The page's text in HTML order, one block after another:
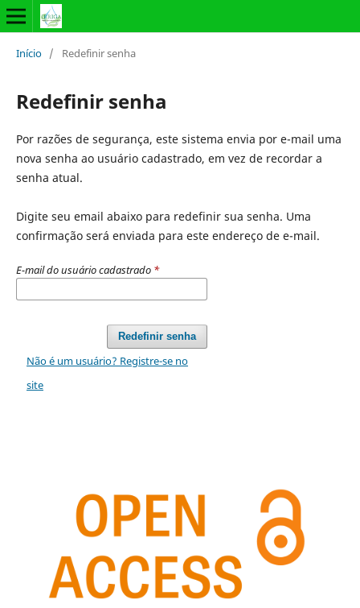
Início / Redefinir senha
Redefinir senha
Por razões de segurança, este sistema envia por e-mail uma
nova senha ao usuário cadastrado, em vez de recordar a
senha atual.
Digite seu email abaixo para redefinir sua senha. Uma
confirmação será enviada para este endereço de e-mail.
E-mail do usuário cadastrado *
Redefinir senha
Não é um usuário? Registre-se no
site